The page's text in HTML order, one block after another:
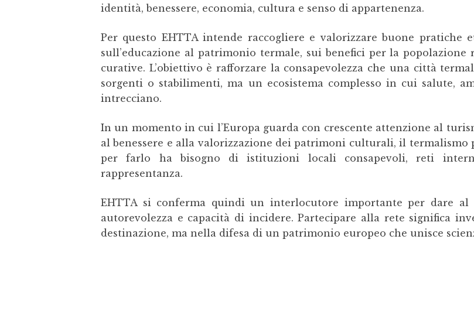
identità, benessere, economia, cultura e senso di appartenenza.
Per questo EHTTA intende raccogliere e valorizzare buone pratiche
sull’educazione al patrimonio termale, sui benefici per la
curative. L’obiettivo è rafforzare la consapevolezza che una città
sorgenti o stabilimenti, ma un ecosistema complesso in cui salute,
intrecciano.
In un momento in cui l’Europa guarda con crescente attenzione al
al benessere e alla valorizzazione dei patrimoni culturali, il
per farlo ha bisogno di istituzioni locali consapevoli, reti
rappresentanza.
EHTTA si conferma quindi un interlocutore importante per dare al
autorevolezza e capacità di incidere. Partecipare alla rete significa
destinazione, ma nella difesa di un patrimonio europeo che unisce